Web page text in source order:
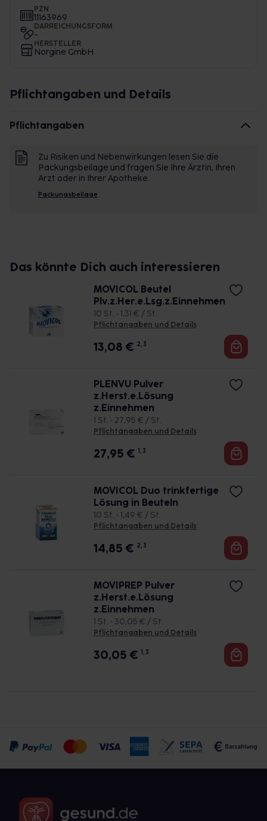
PZN
11163969
DARREICHUNGSFORM
-
HERSTELLER
Norgine GmbH
Pflichtangaben und Details
Pflichtangaben
Zu Risiken und Nebenwirkungen lesen Sie die
Packungsbeilage und fragen Sie Ihre Ärztin, Ihren
Arzt oder in Ihrer Apotheke.
Packungsbeilage
Das könnte Dich auch interessieren
MOVICOL Beutel
Plv.z.Her.e.Lsg.z.Einnehmen
10 St. • 1,31 € / St.
Pflichtangaben und Details
13,08 € 2, 3
PLENVU Pulver
z.Herst.e.Lösung
z.Einnehmen
1 St. • 27,95 € / St.
Pflichtangaben und Details
27,95 € 1, 3
MOVICOL Duo trinkfertige
Lösung in Beuteln
10 St. • 1,49 € / St.
Pflichtangaben und Details
14,85 € 2, 3
MOVIPREP Pulver
z.Herst.e.Lösung
z.Einnehmen
1 St. • 30,05 € / St.
Pflichtangaben und Details
30,05 € 1, 3